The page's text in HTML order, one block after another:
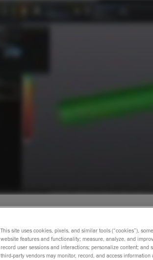
This site uses cookies, pixels, and similar tools (“cookies”),
website features and functionality; measure, analyze, and
record user sessions and interactions; personalize content;
third-party vendors may monitor, record, and access